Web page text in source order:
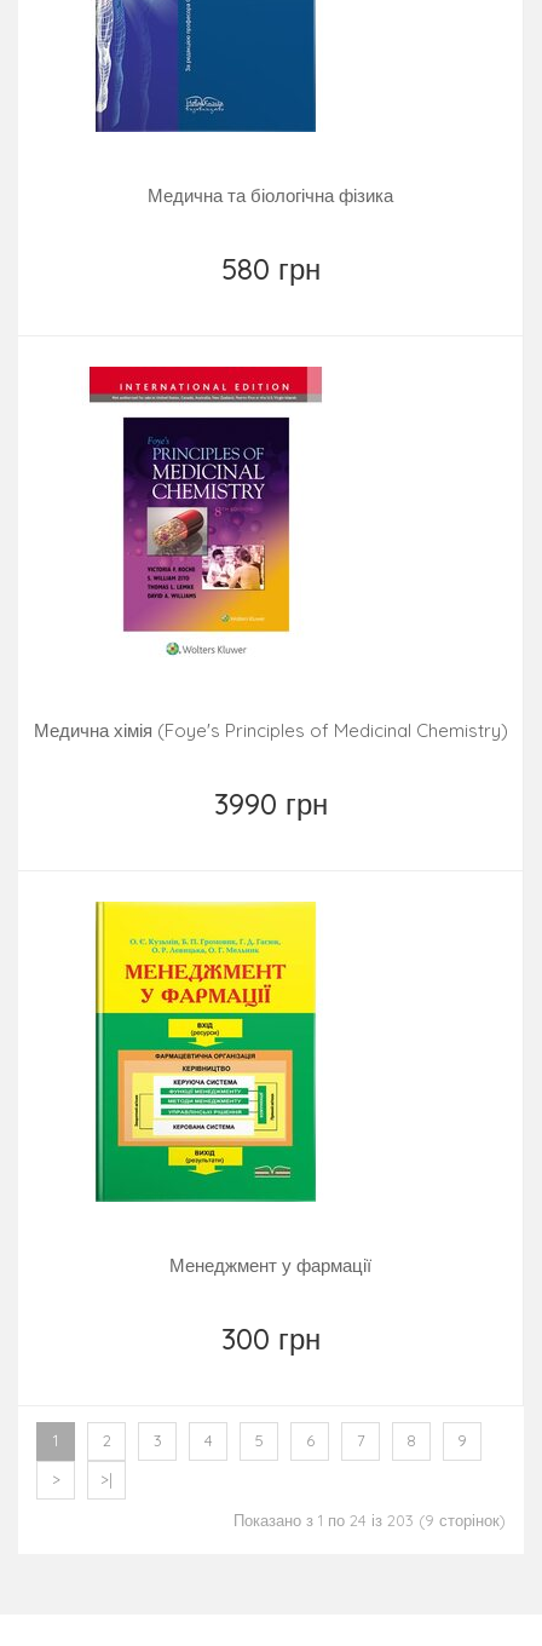
Медична та біологічна фізика
580 грн
Медична хімія (Foye's Principles of Medicinal Chemistry)
3990 грн
Менеджмент у фармації
300 грн
1 2 3 4 5 6 7 8
9
>
>|
Показано з 1 по 24 із 203 (9 сторінок)